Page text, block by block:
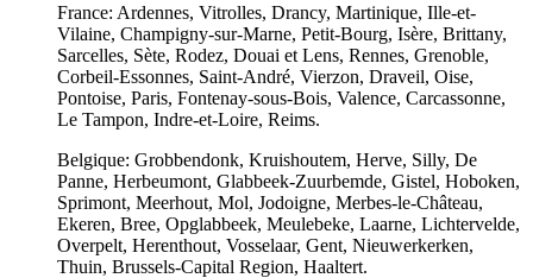
France: Ardennes, Vitrolles, Drancy, Martinique, Ille-et-
Vilaine, Champigny-sur-Marne, Petit-Bourg, Isère, Brittany,
Sarcelles, Sète, Rodez, Douai et Lens, Rennes, Grenoble,
Corbeil-Essonnes, Saint-André, Vierzon, Draveil, Oise,
Pontoise, Paris, Fontenay-sous-Bois, Valence, Carcassonne,
Le Tampon, Indre-et-Loire, Reims.
Belgique: Grobbendonk, Kruishoutem, Herve, Silly, De
Panne, Herbeumont, Glabbeek-Zuurbemde, Gistel, Hoboken,
Sprimont, Meerhout, Mol, Jodoigne, Merbes-le-Château,
Ekeren, Bree, Opglabbeek, Meulebeke, Laarne, Lichtervelde,
Overpelt, Herenthout, Vosselaar, Gent, Nieuwerkerken,
Thuin, Brussels-Capital Region, Haaltert.